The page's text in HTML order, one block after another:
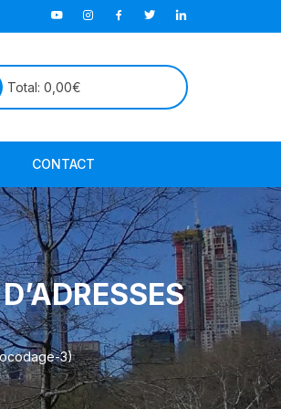
Total: 0,00€
CONTACT
3)